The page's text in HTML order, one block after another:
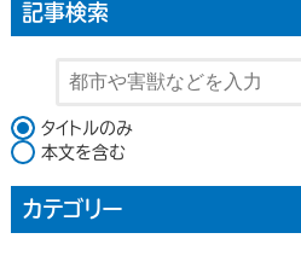
記事検索
検索対象
タイトルのみ
本文を含む
カテゴリー